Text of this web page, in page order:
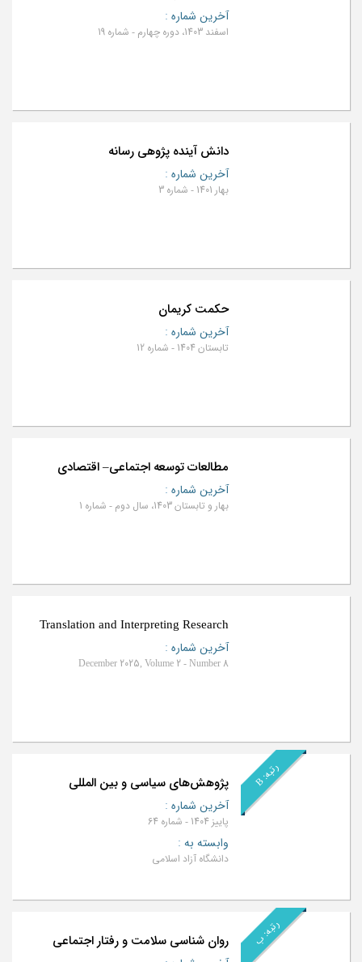
آخرین شماره :
اسفند 1403، دوره چهارم - شماره 19
دانش آینده پژوهی رسانه
آخرین شماره :
بهار 1401 - شماره 3
حکمت کریمان
آخرین شماره :
تابستان 1404 - شماره 12
مطالعات توسعه اجتماعی– اقتصادی
آخرین شماره :
بهار و تابستان 1403، سال دوم - شماره 1
Translation and Interpreting Research
آخرین شماره :
December 2025, Volume 2 - Number 8
رت
ب
ه
:B پژوهش‌های سیاسی و بین المللی
آخرین شماره :
پاییز 1404 - شماره 64
وابسته به :
دانشگاه آزاد اسلامی
رتبه: ب روان‌ شناسی سلامت و رفتار اجتماعی